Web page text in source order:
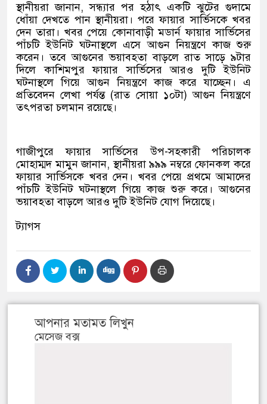
স্থানীয়রা জানান, সন্ধ্যার পর হঠাৎ একটি ঝুটের গুদামে
ধোঁয়া দেখতে পান স্থানীয়রা। পরে ফায়ার সার্ভিসকে খবর
দেন তারা। খবর পেয়ে কোনাবাড়ী মডার্ন ফায়ার সার্ভিসের
পাঁচটি ইউনিট ঘটনাস্থলে এসে আগুন নিয়ন্ত্রণে কাজ শুরু
করেন। তবে আগুনের ভয়াবহতা বাড়লে রাত সাড়ে ৯টার
দিলে কাশিমপুর ফায়ার সার্ভিসের আরও দুটি ইউনিট
ঘটনাস্থলে গিয়ে আগুন নিয়ন্ত্রণে কাজ করে যাচ্ছেন। এ
প্রতিবেদন লেখা পর্যন্ত (রাত সোয়া ১০টা) আগুন নিয়ন্ত্রণে
তৎপরতা চলমান রয়েছে।
গাজীপুরে ফায়ার সার্ভিসের উপ-সহকারী পরিচালক
মোহাম্মদ মামুন জানান, স্থানীয়রা ৯৯৯ নম্বরে ফোনকল করে
ফায়ার সার্ভিসকে খবর দেন। খবর পেয়ে প্রথমে আমাদের
পাঁচটি ইউনিট ঘটনাস্থলে গিয়ে কাজ শুরু করে। আগুনের
ভয়াবহতা বাড়লে আরও দুটি ইউনিট যোগ দিয়েছে।
ট্যাগস
আপনার মতামত লিখুন
মেসেজ বক্স